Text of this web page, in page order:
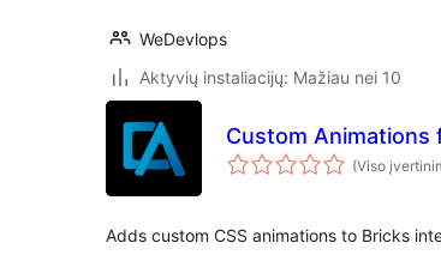
WeDevlops
Aktyvių instaliacijų: Mažiau nei 10
Custom Animations
(Viso
Adds custom CSS animations to Bricks